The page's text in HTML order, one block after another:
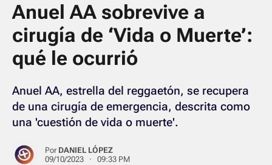
Anuel AA sobrevive a
cirugía de ‘Vida o Muerte’:
qué le ocurrió
Anuel AA, estrella del reggaetón, se recupera
de una cirugía de emergencia, descrita como
una 'cuestión de vida o muerte'.
Por DANIEL LÓPEZ
09/10/2023 · 09:33 PM